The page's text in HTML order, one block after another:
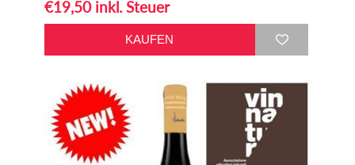
€19,50 inkl. Steuer